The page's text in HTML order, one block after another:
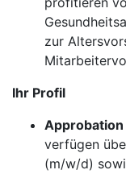
zur
Ihr Profil
verfügen
(m/w/d)